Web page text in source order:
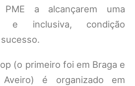
a alcançarem uma
e inclusiva, condição
(o primeiro foi em Braga e
é organizado em